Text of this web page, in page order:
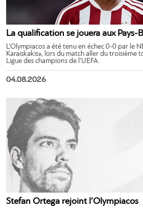
La qualification se jouera aux Pays-
L’Olympiacos a été tenu en échec 0-0 par le
Karaiskakis», lors du match aller du troisième
Ligue des champions de l’UEFA.
04.08.2026
Stefan Ortega rejoint l’Olympiacos